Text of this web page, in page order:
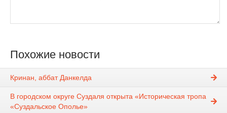
Похожие новости
Кринан, аббат Данкелда
В городском округе Суздаля открыта «Историческая тропа
«Суздальское Ополье»